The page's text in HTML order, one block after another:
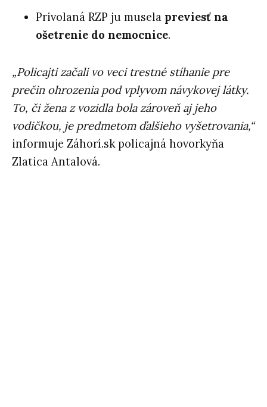
Privolaná RZP ju musela previesť na
ošetrenie do nemocnice.
„Policajti začali vo veci trestné stíhanie pre
prečin ohrozenia pod vplyvom návykovej látky.
To, či žena z vozidla bola zároveň aj jeho
vodičkou, je predmetom ďalšieho vyšetrovania,“
informuje Záhorí.sk policajná hovorkyňa
Zlatica Antalová.